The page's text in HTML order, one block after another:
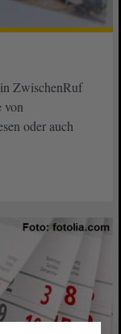
ZwischenRuf
von
oder auch